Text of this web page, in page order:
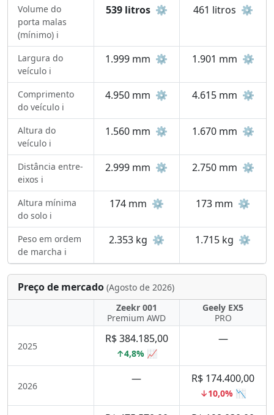
Volume do
porta malas
(mínimo) ℹ️
539 litros ⚙️ 461 litros ⚙️
Largura do
veículo ℹ️
1.999 mm ⚙️ 1.901 mm ⚙️
Comprimento
do veículo ℹ️
4.950 mm ⚙️ 4.615 mm ⚙️
Altura do
veículo ℹ️
1.560 mm ⚙️ 1.670 mm ⚙️
Distância entre-
eixos ℹ️
2.999 mm ⚙️ 2.750 mm ⚙️
Altura mínima
do solo ℹ️
174 mm ⚙️ 173 mm ⚙️
Peso em ordem
de marcha ℹ️
2.353 kg ⚙️ 1.715 kg ⚙️
Preço de mercado (Agosto de 2026)
Zeekr 001
Premium AWD
Geely EX5
PRO
2025
R$ 384.185,00
↑4,8% 📈
—
2026
— R$ 174.400,00
↓10,0% 📉